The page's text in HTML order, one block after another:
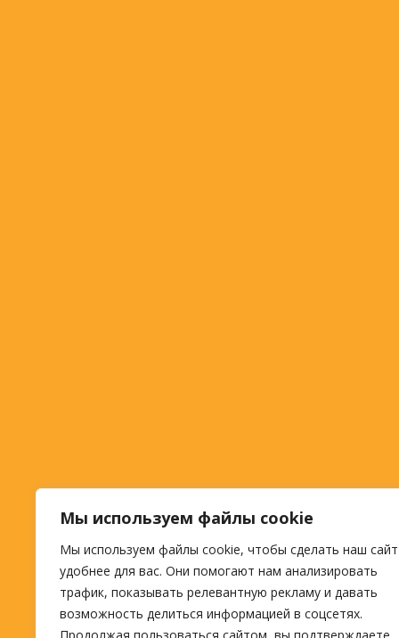
Мы используем файлы cookie
Мы используем файлы cookie, чтобы сделать наш сайт
удобнее для вас. Они помогают нам анализировать
трафик, показывать релевантную рекламу и давать
возможность делиться информацией в соцсетях.